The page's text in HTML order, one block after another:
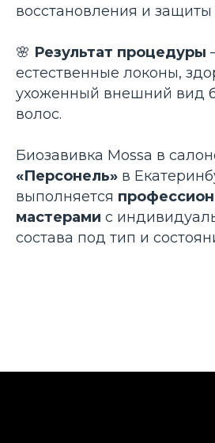
восстановления и защиты
🌸 Результат процедуры
естественные локоны,
ухоженный внешний вид
волос.
Биозавивка Mossa в
«Персонель» в
выполняется
мастерами с
состава под тип и